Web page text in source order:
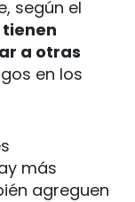
según el
a otras
en los
más
agreguen